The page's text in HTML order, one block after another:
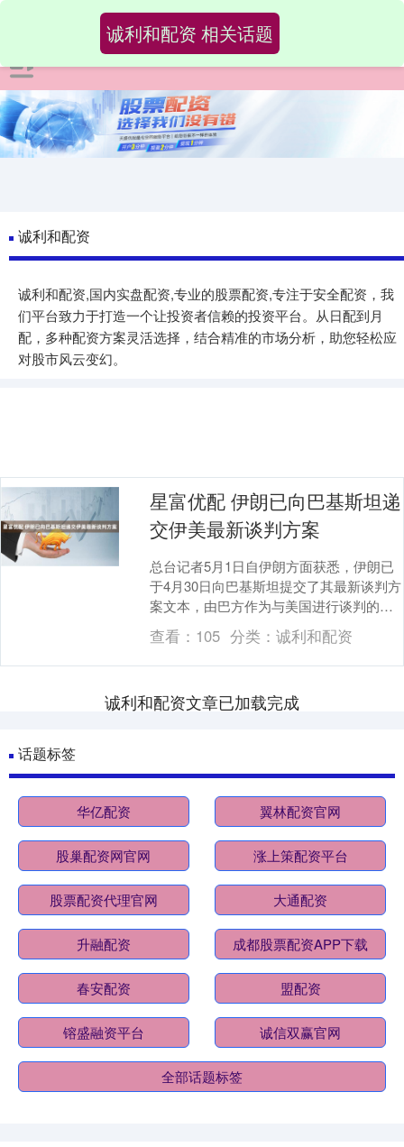
诚利和配资
诚利和配资,国内实盘配资,专业的股票配资,专注于安全配资，我
们平台致力于打造一个让投资者信赖的投资平台。从日配到月
配，多种配资方案灵活选择，结合精准的市场分析，助您轻松应
对股市风云变幻。
诚利和配资 相关话题
星富优配 伊朗已向巴基斯坦递
交伊美最新谈判方案
总台记者5月1日自伊朗方面获悉，伊朗已
于4月30日向巴基斯坦提交了其最新谈判方
案文本，由巴方作为与美国进行谈判的中
间人。（总台记者 李健南 李享）....
查看： 105 分类： 诚利和配资
诚利和配资文章已加载完成
话题标签
华亿配资 翼林配资官网
股巢配资网官网 涨上策配资平台
股票配资代理官网 大通配资
升融配资 成都股票配资APP下载
春安配资 盟配资
镕盛融资平台 诚信双赢官网
全部话题标签